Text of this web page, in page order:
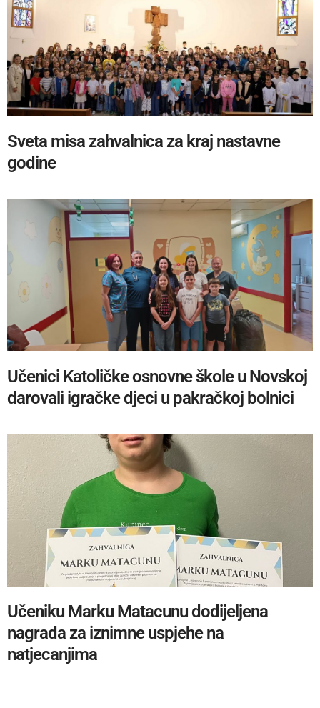
Sveta misa zahvalnica za kraj nastavne
godine
Učenici Katoličke osnovne škole u Novskoj
darovali igračke djeci u pakračkoj bolnici
Učeniku Marku Matacunu dodijeljena
nagrada za iznimne uspjehe na
natjecanjima